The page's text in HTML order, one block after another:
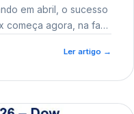
em abril, o sucesso
começa agora, na fase
Ler artigo →